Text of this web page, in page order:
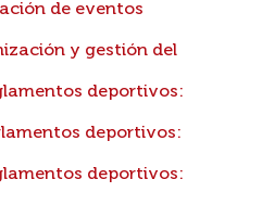
de eventos
y gestión del
deportivos:
deportivos:
deportivos: